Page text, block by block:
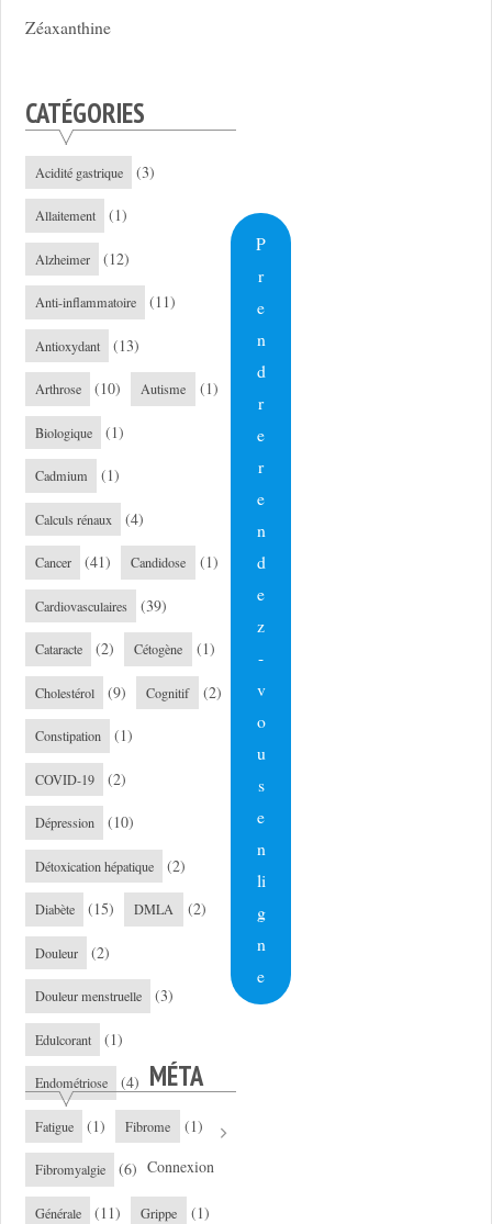
Zéaxanthine
CATÉGORIES
Acidité gastrique (3)
Allaitement (1)
Alzheimer (12)
Anti-inflammatoire (11)
Antioxydant (13)
Arthrose (10) Autisme (1)
Biologique (1)
Cadmium (1)
Calculs rénaux (4)
Cancer (41) Candidose (1)
Cardiovasculaires (39)
Cataracte (2) Cétogène (1)
Cholestérol (9) Cognitif (2)
Constipation (1)
COVID-19 (2)
Dépression (10)
Détoxication hépatique (2)
Diabète (15) DMLA (2)
Douleur (2)
Douleur menstruelle (3)
Edulcorant (1)
Endométriose (4)
Fatigue (1) Fibrome (1)
Fibromyalgie (6)
Générale (11) Grippe (1)
P
r
e
n
d
r
e
r
e
n
d
e
z
-
v
o
u
s
e
n
li
g
n
e
MÉTA
Connexion